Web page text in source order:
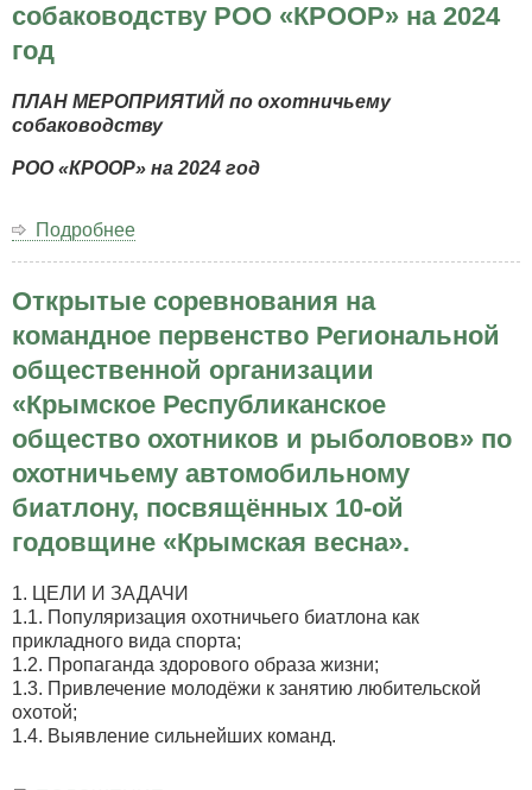
спортингу
2024
года
собаководству РОО «КРООР» на 2024
год
ПЛАН МЕРОПРИЯТИЙ по охотничьему
собаководству
РОО «КРООР» на 2024 год
Подробнее
по
собаководству
РОО
«КРООР»
на
2024
год
Открытые соревнования на
командное первенство Региональной
общественной организации
«Крымское Республиканское
общество охотников и рыболовов» по
охотничьему автомобильному
биатлону, посвящённых 10-ой
годовщине «Крымская весна».
1. ЦЕЛИ И ЗАДАЧИ
1.1. Популяризация охотничьего биатлона как
прикладного вида спорта;
1.2. Пропаганда здорового образа жизни;
1.3. Привлечение молодёжи к занятию любительской
охотой;
1.4. Выявление сильнейших команд.